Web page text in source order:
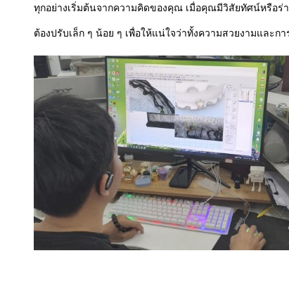
ทุกอย่างเริ่มต้นจากความคิดของคุณ เมื่อคุณมีวิสัยทัศน์หรือร่
ต้องปรับเล็ก ๆ น้อย ๆ เพื่อให้แน่ใจว่าทั้งความสวยงามและกา